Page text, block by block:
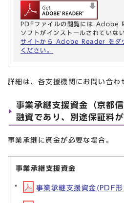
PDFファイルの閲覧には Adobe
ソフトがインストールされていな
サイトから Adobe Reader をダ
ください。
詳細は、各支援機関にお問い合わ
事業承継支援資金（京都
融資であり、別途保証料
事業承継に資金が必要な場合。
事業承継支援資金
事業承継支援資金(PDF